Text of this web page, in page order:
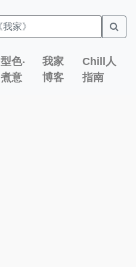
型色‧
煮意
我家
博客
Chill人
指南